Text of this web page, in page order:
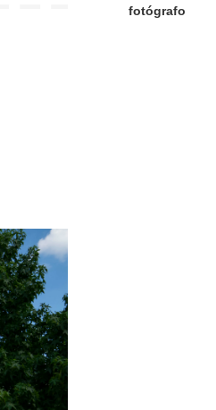
fotógrafo